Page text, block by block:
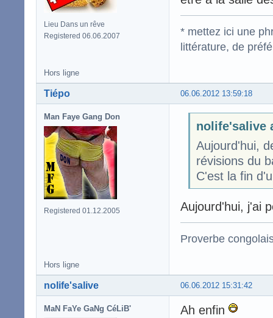
Lieu Dans un rêve
Registered 06.06.2007
* mettez ici une
littérature, de
Hors ligne
06.06.2012 13:59:18
Tiépo
Man Faye Gang Don
Registered 01.12.2005
nolife'salive
Aujourd'hui,
révisions du
C'est la fin
Aujourd'hui, j'ai
Proverbe
Hors ligne
06.06.2012 15:31:42
nolife'salive
MaN FaYe GaNg CéLiB' Ah enfin